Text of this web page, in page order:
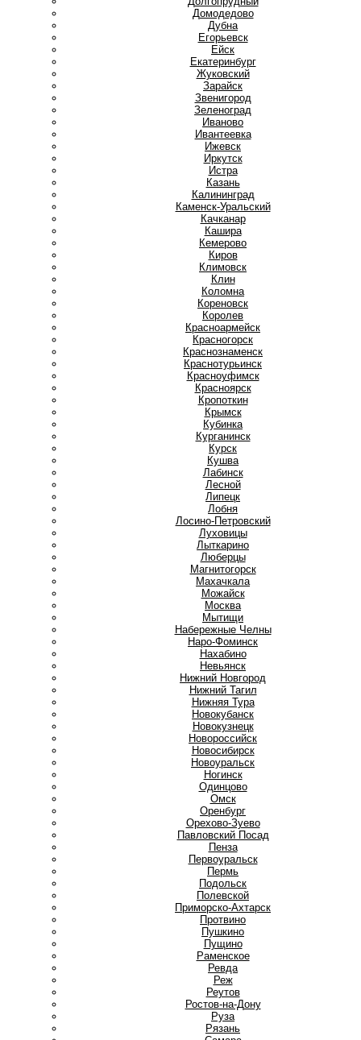
Домодедово
Дубна
Егорьевск
Ейск
Екатеринбург
Жуковский
Зарайск
Звенигород
Зеленоград
Иваново
Ивантеевка
Ижевск
Иркутск
Истра
Казань
Калининград
Каменск-Уральский
Качканар
Кашира
Кемерово
Киров
Климовск
Клин
Коломна
Кореновск
Королев
Красноармейск
Красногорск
Краснознаменск
Краснотурьинск
Красноуфимск
Красноярск
Кропоткин
Крымск
Кубинка
Курганинск
Курск
Кушва
Лабинск
Лесной
Липецк
Лобня
Лосино-Петровский
Луховицы
Лыткарино
Люберцы
Магнитогорск
Махачкала
Можайск
Москва
Мытищи
Набережные Челны
Наро-Фоминск
Нахабино
Невьянск
Нижний Новгород
Нижний Тагил
Нижняя Тура
Новокубанск
Новокузнецк
Новороссийск
Новосибирск
Новоуральск
Ногинск
Одинцово
Омск
Оренбург
Орехово-Зуево
Павловский Посад
Пенза
Первоуральск
Пермь
Подольск
Полевской
Приморско-Ахтарск
Протвино
Пушкино
Пущино
Раменское
Ревда
Реж
Реутов
Ростов-на-Дону
Руза
Рязань